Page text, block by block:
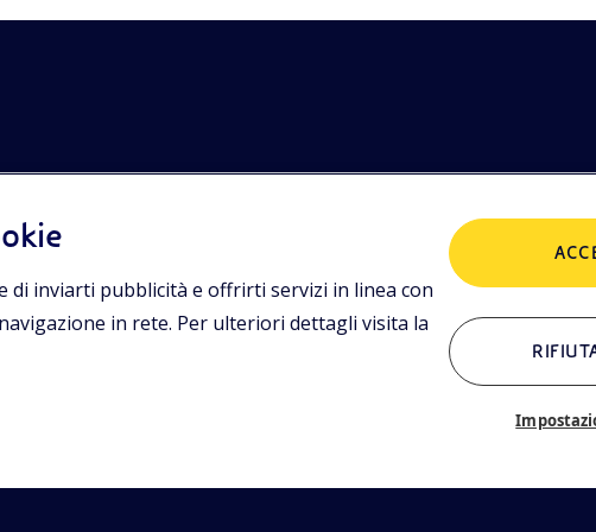
e le metodologie
multimediali,
Termini e condizioni
di inviarti pubblicità e offrirti servizi in linea con
in rete. Per ulteriori dettagli visita la